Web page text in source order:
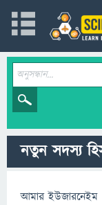
নতুন সদস্য
আমার ইউজারনেইম